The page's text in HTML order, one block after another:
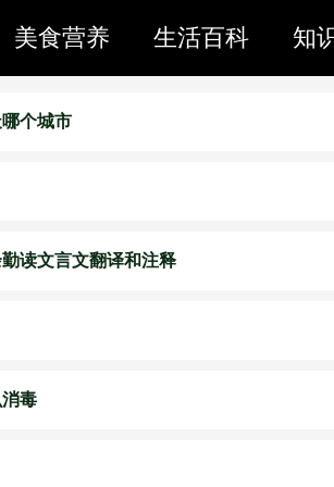
美食营养 生活百科 知
个城市
读文言文翻译和注释
毒